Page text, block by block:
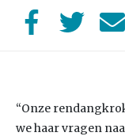
“Onze
we haar vragen